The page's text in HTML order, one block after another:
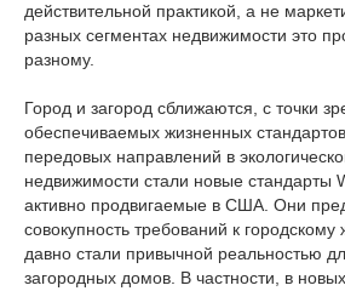
действительной практикой, а не
разных сегментах недвижимости это
разному.
Город и загород сближаются, с точки
обеспечиваемых жизненных
передовых направлений в
недвижимости стали новые стандарты
активно продвигаемые в США. Они
совокупность требований к
давно стали привычной реальностью
загородных домов. В частности, в